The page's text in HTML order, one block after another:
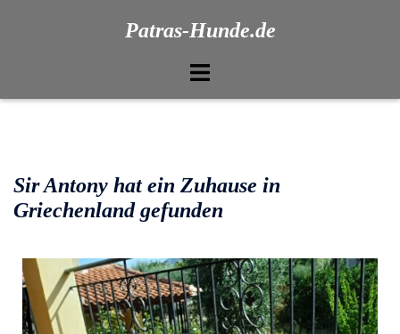
Patras-Hunde.de
Sir Antony hat ein Zuhause in
Griechenland gefunden